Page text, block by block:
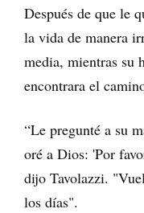
Después de que le
la vida de manera
media, mientras su
encontrara el
“Le pregunté a su
oré a Dios: 'Por
dijo Tavolazzi.
los días".